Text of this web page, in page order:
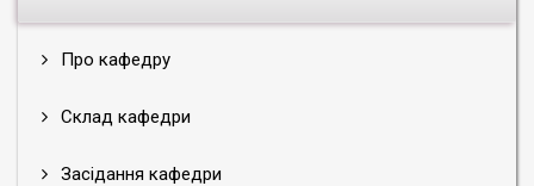
Про кафедру
Склад кафедри
Засідання кафедри